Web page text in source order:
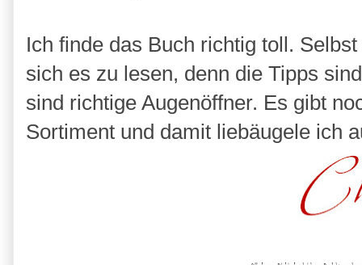
Ich finde das Buch richtig toll.
sich es zu lesen, denn die Tipps
sind richtige Augenöffner. Es gibt
Sortiment und damit liebäugele ich